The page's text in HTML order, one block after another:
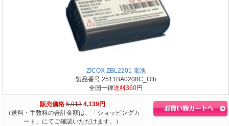
ZICOX ZBL2201 電池
製品番号 2511BA0208C_Oth
全国一律送料360円
販売価格 5,913 4,139円
（送料・手数料の合計金額は、「ショッピングカ
ート」にてご確認いただけます。）